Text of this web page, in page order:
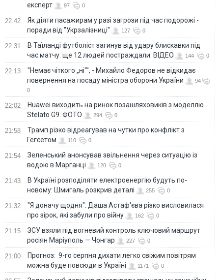
експерт
97 0
22:42
Як діяти пасажирам у разі загрози під час подорожі -
поради від "Укрзалізниці"
127 0
22:31
В Таїланді футболіст загинув від удару блискавки під
час матчу: ще 12 людей постраждали. ВІДЕО
144 0
22:13
"Немає чіткого „ні“", - Михайло Федоров не відкидає
повернення на посаду міністра оборони України
94
0
22:02
Huawei виходить на ринок позашляховиків з моделлю
Stelato G9. ФОТО
294 0
21:58
Трамп різко відреагував на чутки про конфлікт з
Гегсетом
110 0
21:54
Зеленський анонсував звільнення через ситуацію із
водою в Марганці
120 0
21:43
В Україні розподіляти електроенергію будуть по-
новому: Шмигаль розкрив деталі
255 0
21:32
"Я доначу щодня": Даша Астаф'єва різко висловилася
про зірок, які забули про війну
162 0
21:15
ЗСУ взяли під вогневий контроль ключовий маршрут
росіян Маріуполь — Чонгар
227 0
21:00
Прогноз: 9-го серпня дихати легко свіжим повітрям
можна буде повсюди в Україні
1171 0